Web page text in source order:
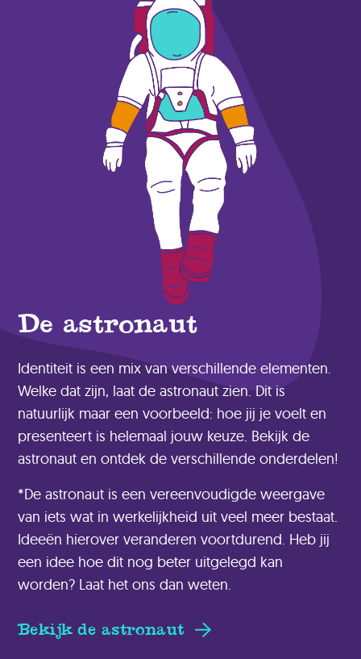
De astronaut
Identiteit is een mix van verschillende elementen.
Welke dat zijn, laat de astronaut zien. Dit is
natuurlijk maar een voorbeeld: hoe jij je voelt en
presenteert is helemaal jouw keuze. Bekijk de
astronaut en ontdek de verschillende onderdelen!
*De astronaut is een vereenvoudigde weergave
van iets wat in werkelijkheid uit veel meer bestaat.
Ideeën hierover veranderen voortdurend. Heb jij
een idee hoe dit nog beter uitgelegd kan
worden? Laat het ons dan weten.
Bekijk de astronaut